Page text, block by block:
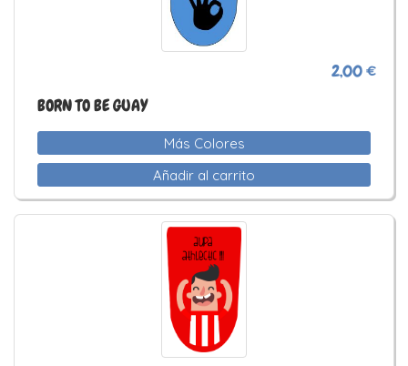
2,00 €
BORN TO BE GUAY
Más Colores
Añadir al carrito